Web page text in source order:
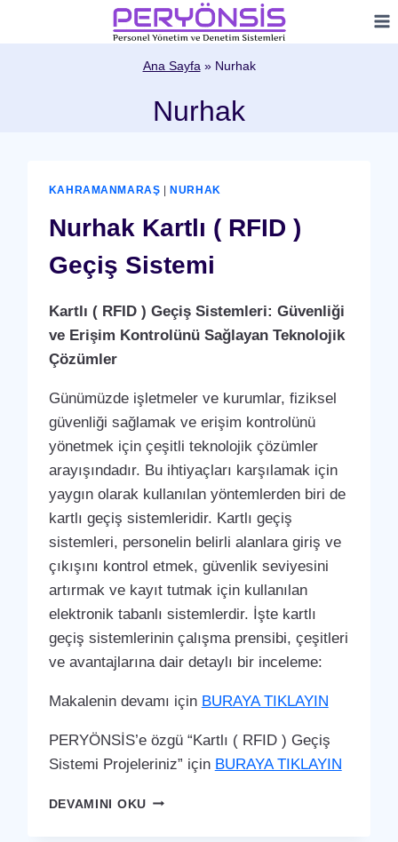
Ana Sayfa» Nurhak
Nurhak
KAHRAMANMARAŞ |NURHAK
Nurhak Kartlı ( RFID )
Geçiş Sistemi
Kartlı ( RFID ) Geçiş Sistemleri: Güvenliği
ve Erişim Kontrolünü Sağlayan Teknolojik
Çözümler
Günümüzde işletmeler ve kurumlar, fiziksel
güvenliği sağlamak ve erişim kontrolünü
yönetmek için çeşitli teknolojik çözümler
arayışındadır. Bu ihtiyaçları karşılamak için
yaygın olarak kullanılan yöntemlerden biri de
kartlı geçiş sistemleridir. Kartlı geçiş
sistemleri, personelin belirli alanlara giriş ve
çıkışını kontrol etmek, güvenlik seviyesini
artırmak ve kayıt tutmak için kullanılan
elektronik tabanlı sistemlerdir. İşte kartlı
geçiş sistemlerinin çalışma prensibi, çeşitleri
ve avantajlarına dair detaylı bir inceleme:
Makalenin devamı için BURAYA TIKLAYIN
PERYÖNSİS’e özgü “Kartlı ( RFID ) Geçiş
Sistemi Projeleriniz” için BURAYA TIKLAYIN
DEVAMINI OKUNURHAK